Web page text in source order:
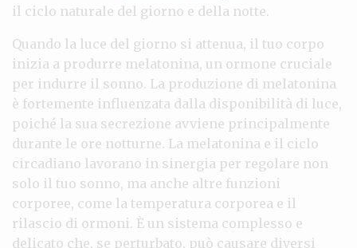
il ciclo naturale del giorno e della notte.
Quando la luce del giorno si attenua, il tuo corpo
inizia a produrre melatonina, un ormone cruciale
per indurre il sonno. La produzione di melatonina
è fortemente influenzata dalla disponibilità di luce,
poiché la sua secrezione avviene principalmente
durante le ore notturne. La melatonina e il ciclo
circadiano lavorano in sinergia per regolare non
solo il tuo sonno, ma anche altre funzioni
corporee, come la temperatura corporea e il
rilascio di ormoni. È un sistema complesso e
delicato che, se perturbato, può causare diversi